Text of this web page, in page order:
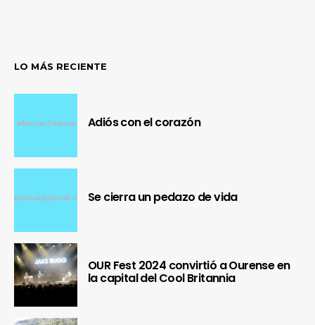
LO MÁS RECIENTE
Adiós con el corazón
Se cierra un pedazo de vida
OUR Fest 2024 convirtió a Ourense en
la capital del Cool Britannia